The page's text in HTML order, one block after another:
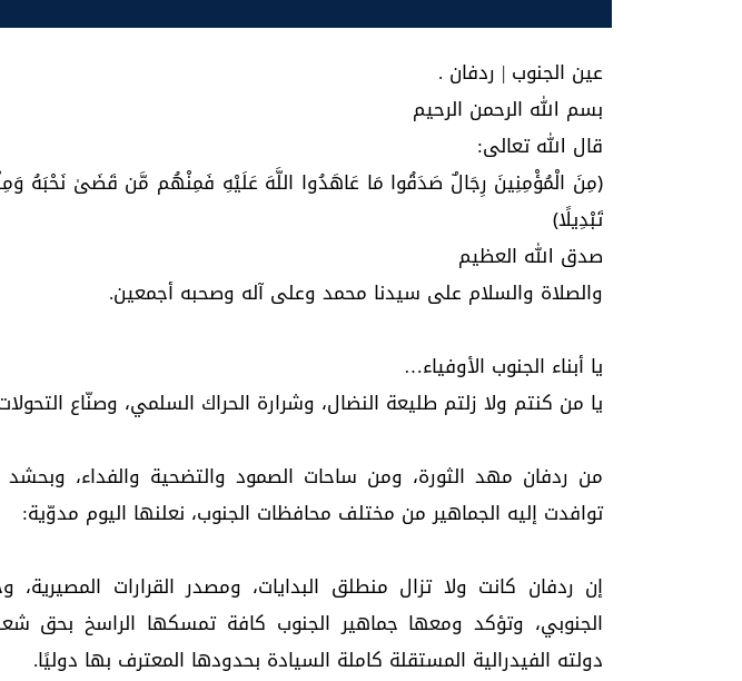
عين الجنوب | ردفان .
بسم الله الرحمن الرحيم
قال الله تعالى:
﴿مِنَ الْمُؤْمِنِينَ رِجَالٌ صَدَقُوا مَا عَاهَدُوا اللَّهَ عَلَيْهِ فَمِنْهُم مَّن قَضَىٰ نَحْبَهُ
تَبْدِيلًا﴾
صدق الله العظيم
والصلاة والسلام على سيدنا محمد وعلى آله وصحبه أجمعين.
يا أبناء الجنوب الأوفياء…
يا من كنتم ولا زلتم طليعة النضال، وشرارة الحراك السلمي، وصنّاع
من ردفان مهد الثورة، ومن ساحات الصمود والتضحية والفداء،
توافدت إليه الجماهير من مختلف محافظات الجنوب، نعلنها اليوم مدوّية:
إن ردفان كانت ولا تزال منطلق البدايات، ومصدر القرارات المصيرية،
الجنوبي، وتؤكد ومعها جماهير الجنوب كافة تمسكها الراسخ بحق
دولته الفيدرالية المستقلة كاملة السيادة بحدودها المعترف بها دوليًا.